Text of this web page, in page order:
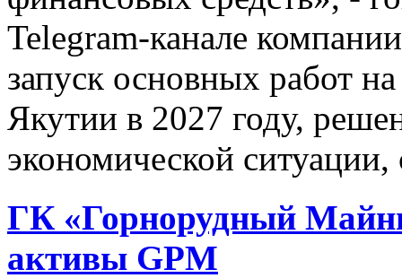
Telegram-канале
запуск основных работ
Якутии в 2027 году,
экономической
ГК «Горнорудный
активы GPM